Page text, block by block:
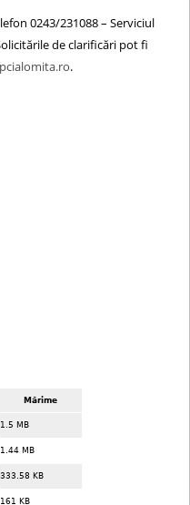
0243/231088 – Serviciul
de clarificări pot fi
.
Mărime
1.5 MB
1.44 MB
333.58 KB
161 KB